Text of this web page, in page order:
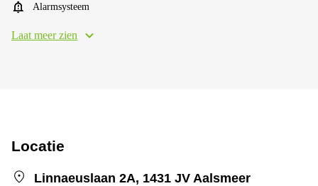
Alarmsysteem
Laat meer zien
Locatie
Linnaeuslaan 2A, 1431 JV Aalsmeer